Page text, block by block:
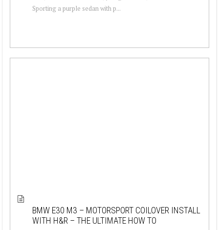
Sporting a purple sedan with p...
BMW E30 M3 – MOTORSPORT COILOVER INSTALL
WITH H&R – THE ULTIMATE HOW TO